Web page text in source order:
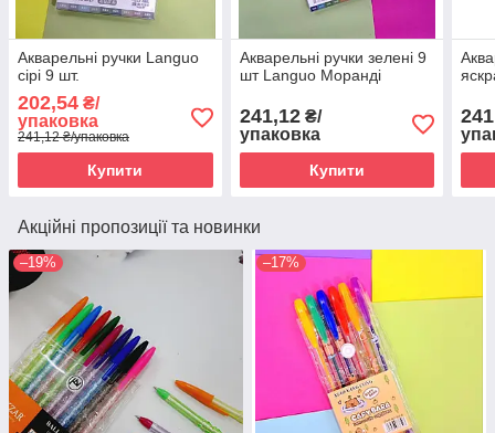
Акварельні ручки Languo
сірі 9 шт.
202,54 ₴/
упаковка
241,12 ₴/упаковка
Купити
Акварельні ручки зелені 9
шт Languo Моранді
241,12₴/
упаковка
Купити
Акційні пропозиції та новинки
–19% –17%